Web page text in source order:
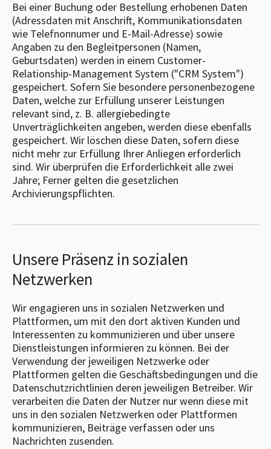
Bei einer Buchung oder Bestellung erhobenen Daten
(Adressdaten mit Anschrift, Kommunikationsdaten
wie Telefnonnumer und E-Mail-Adresse) sowie
Angaben zu den Begleitpersonen (Namen,
Geburtsdaten) werden in einem Customer-
Relationship-Management System ("CRM System")
gespeichert. Sofern Sie besondere personenbezogene
Daten, welche zur Erfüllung unserer Leistungen
relevant sind, z. B. allergiebedingte
Unverträglichkeiten angeben, werden diese ebenfalls
gespeichert. Wir löschen diese Daten, sofern diese
nicht mehr zur Erfüllung Ihrer Anliegen erforderlich
sind. Wir überprüfen die Erforderlichkeit alle zwei
Jahre; Ferner gelten die gesetzlichen
Archivierungspflichten.
Unsere Präsenz in sozialen
Netzwerken
Wir engagieren uns in sozialen Netzwerken und
Plattformen, um mit den dort aktiven Kunden und
Interessenten zu kommunizieren und über unsere
Dienstleistungen informieren zu können. Bei der
Verwendung der jeweiligen Netzwerke oder
Plattformen gelten die Geschäftsbedingungen und die
Datenschutzrichtlinien deren jeweiligen Betreiber. Wir
verarbeiten die Daten der Nutzer nur wenn diese mit
uns in den sozialen Netzwerken oder Plattformen
kommunizieren, Beiträge verfassen oder uns
Nachrichten zusenden.